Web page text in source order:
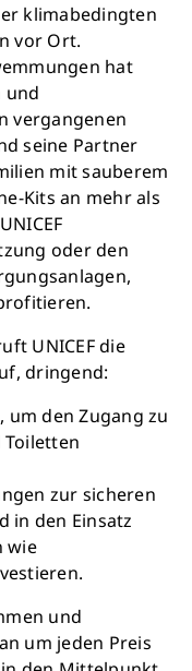
klimabedingten
vor Ort.
hat
und
vergangenen
seine Partner
mit sauberem
Kits an mehr als
oder den
UNICEF die
dringend:
um den Zugang zu
zur sicheren
in den Einsatz
wie
und
um jeden Preis